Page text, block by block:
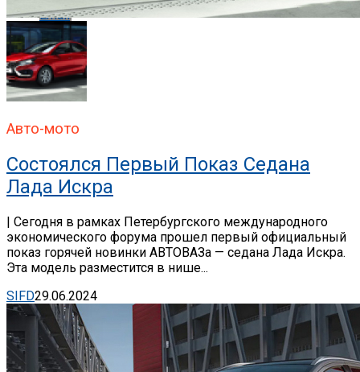
Email
Авто-мото
Состоялся Первый Показ Седана
Лада Искра
| Сегодня в рамках Петербургского международного
экономического форума прошел первый официальный
показ горячей новинки АВТОВАЗа — седана Лада Искра.
Эта модель разместится в нише...
SIFD29.06.2024